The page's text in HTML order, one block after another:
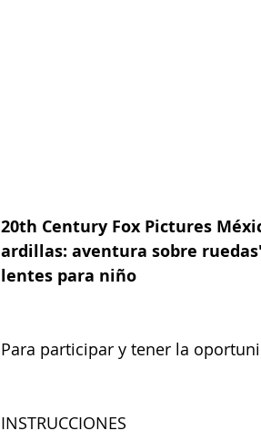
20th Century Fox Pictures
ardillas: aventura sobre
lentes para niño
Para participar y tener la
INSTRUCCIONES